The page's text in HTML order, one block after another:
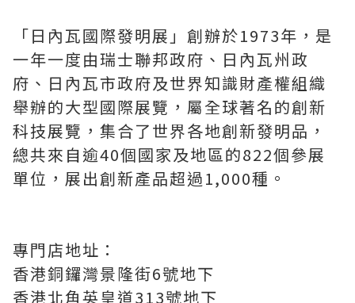
「日內瓦國際發明展」創辦於1973年，是
一年一度由瑞士聯邦政府、日內瓦州政
府、日內瓦市政府及世界知識財產權組織
舉辦的大型國際展覽，屬全球著名的創新
科技展覽，集合了世界各地創新發明品，
總共來自逾40個國家及地區的822個參展
單位，展出創新產品超過1,000種。
專門店地址：
香港銅鑼灣景隆街6號地下
香港北角英皇道313號地下